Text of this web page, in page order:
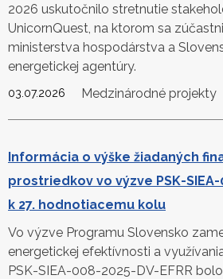
2026 uskutočnilo stretnutie
UnicornQuest, na ktorom sa
ministerstva hospodárstva a
energetickej agentúry.
03.07.2026 Medzinárodné projekty
Informácia o výške žiadaných
prostriedkov vo výzve PSK-SIEA-
k 27. hodnotiacemu kolu
Vo výzve Programu Slovensko
energetickej efektívnosti a
PSK-SIEA-008-2025-DV-EFRR